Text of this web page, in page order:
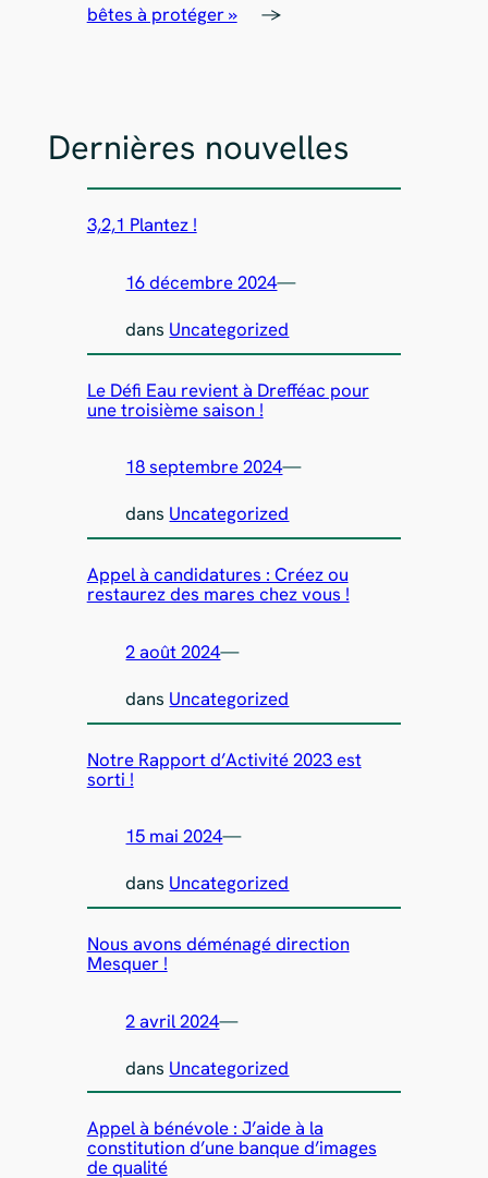
bêtes à protéger »
→
Dernières nouvelles
3,2,1 Plantez !
16 décembre 2024—
dans Uncategorized
Le Défi Eau revient à Drefféac pour
une troisième saison !
18 septembre 2024—
dans Uncategorized
Appel à candidatures : Créez ou
restaurez des mares chez vous !
2 août 2024—
dans Uncategorized
Notre Rapport d’Activité 2023 est
sorti !
15 mai 2024—
dans Uncategorized
Nous avons déménagé direction
Mesquer !
2 avril 2024—
dans Uncategorized
Appel à bénévole : J’aide à la
constitution d’une banque d’images
de qualité